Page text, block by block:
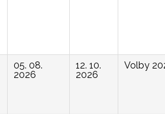
05. 08.
2026
12. 10.
2026
Volby